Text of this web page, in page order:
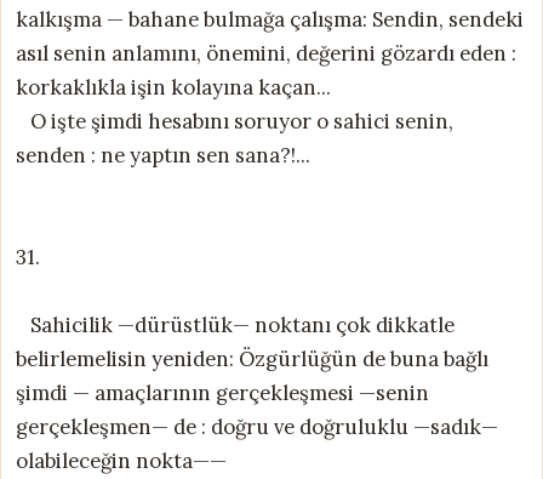
kalkışma — bahane bulmağa çalışma: Sendin, sendeki
asıl senin anlamını, önemini, değerini gözardı eden :
korkaklıkla işin kolayına kaçan...
O işte şimdi hesabını soruyor o sahici senin,
senden : ne yaptın sen sana?!...
31.
Sahicilik —dürüstlük— noktanı çok dikkatle
belirlemelisin yeniden: Özgürlüğün de buna bağlı
şimdi — amaçlarının gerçekleşmesi —senin
gerçekleşmen— de : doğru ve doğruluklu —sadık—
olabileceğin nokta——